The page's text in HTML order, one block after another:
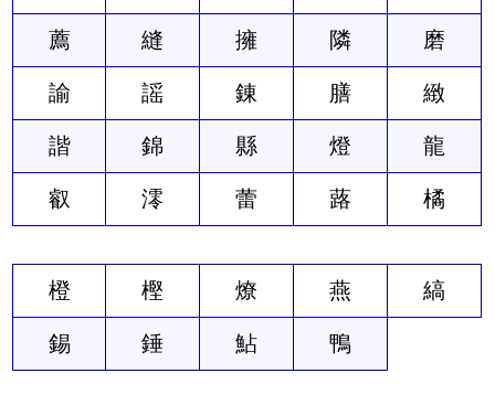
薦 縫 擁 隣 磨
諭 謡 錬 膳 緻
諧 錦 縣 燈 龍
叡 澪 蕾 蕗 橘
橙 樫 燎 燕 縞
錫 錘 鮎 鴨